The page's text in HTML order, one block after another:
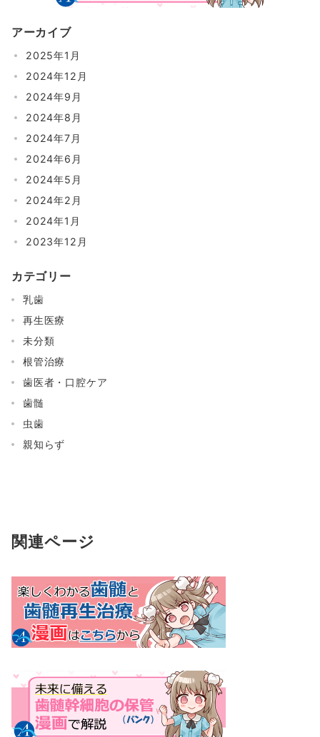
アーカイブ
2025年1月
2024年12月
2024年9月
2024年8月
2024年7月
2024年6月
2024年5月
2024年2月
2024年1月
2023年12月
カテゴリー
乳歯
再生医療
未分類
根管治療
歯医者・口腔ケア
歯髄
虫歯
親知らず
関連ページ